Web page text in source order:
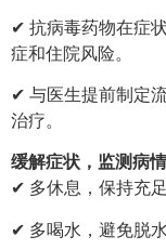
✔ 抗病毒药物在症
症和住院风险。
✔ 与医生提前制定
治疗。
缓解症状，监测病情
✔ 多休息，保持充足
✔ 多喝水，避免脱水